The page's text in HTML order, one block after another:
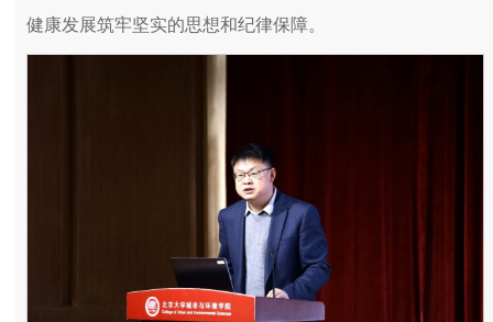
健康发展筑牢坚实的思想和纪律保障。